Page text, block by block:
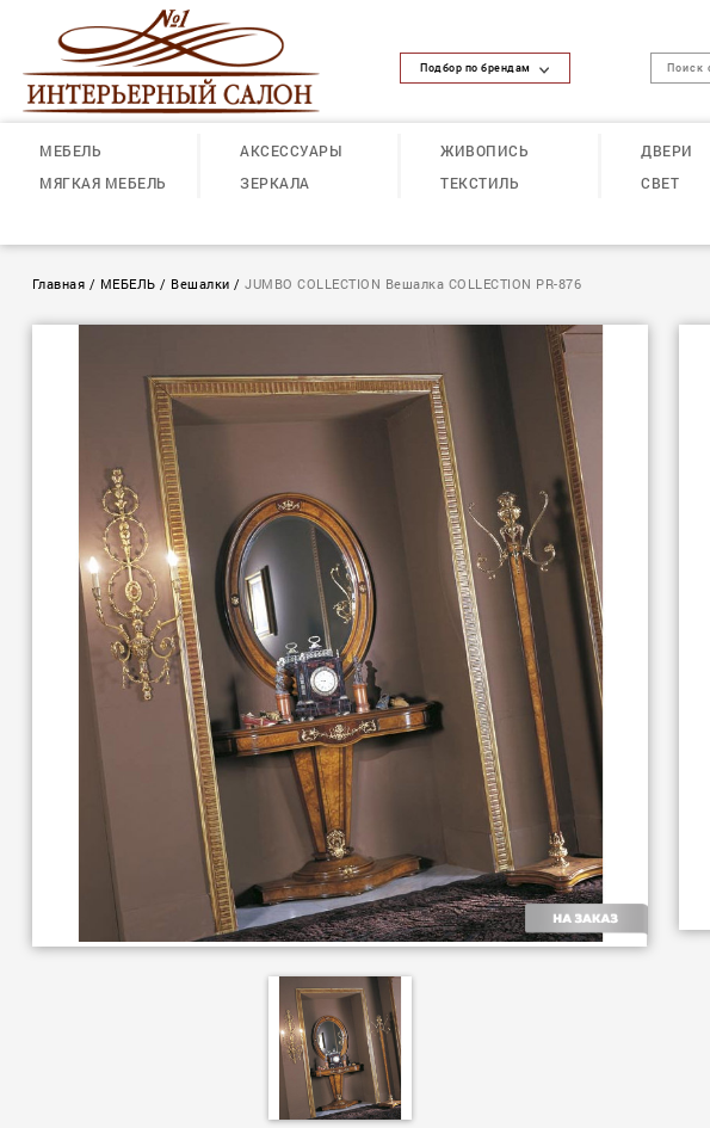
Подбор по брендам
МЕБЕЛЬ
МЯГКАЯ МЕБЕЛЬ
АКСЕССУАРЫ
ЗЕРКАЛА
ЖИВОПИСЬ
ТЕКСТИЛЬ
ДВЕРИ
СВЕТ
Главная / МЕБЕЛЬ / Вешалки /JUMBO COLLECTION Вешалка COLLECTION PR-876